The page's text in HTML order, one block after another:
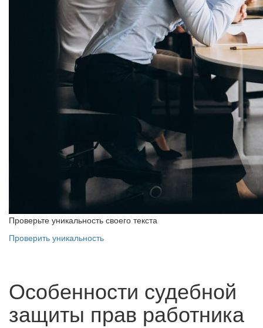
Проверьте уникальность своего текста
Проверить уникальность
Особенности судебной
защиты прав работника